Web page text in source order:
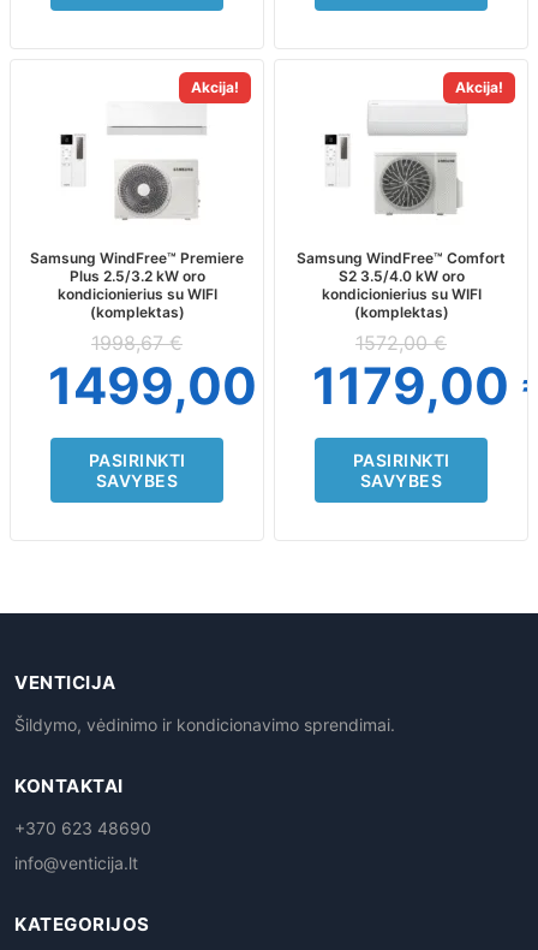
Akcija!
Samsung WindFree™ Premiere
Plus 2.5/3.2 kW oro
kondicionierius su WIFI
(komplektas)
1998,67€
1499,00
PASIRINKTI
SAVYBES
has
multiple
variants.
The
may
be
chosen
the
product
page
Akcija!
Samsung WindFree™ Comfort
S2 3.5/4.0 kW oro
kondicionierius su WIFI
(komplektas)
1572,00€
1179,00
PASIRINKTI
SAVYBES
has
multiple
variants.
The
may
be
chosen
the
product
page
VENTICIJA
Šildymo, vėdinimo ir kondicionavimo sprendimai.
KONTAKTAI
+370 623 48690
info@venticija.lt
KATEGORIJOS